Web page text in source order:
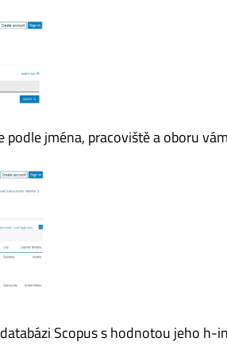
jména, pracoviště a oboru
Scopus s hodnotou jeho h-